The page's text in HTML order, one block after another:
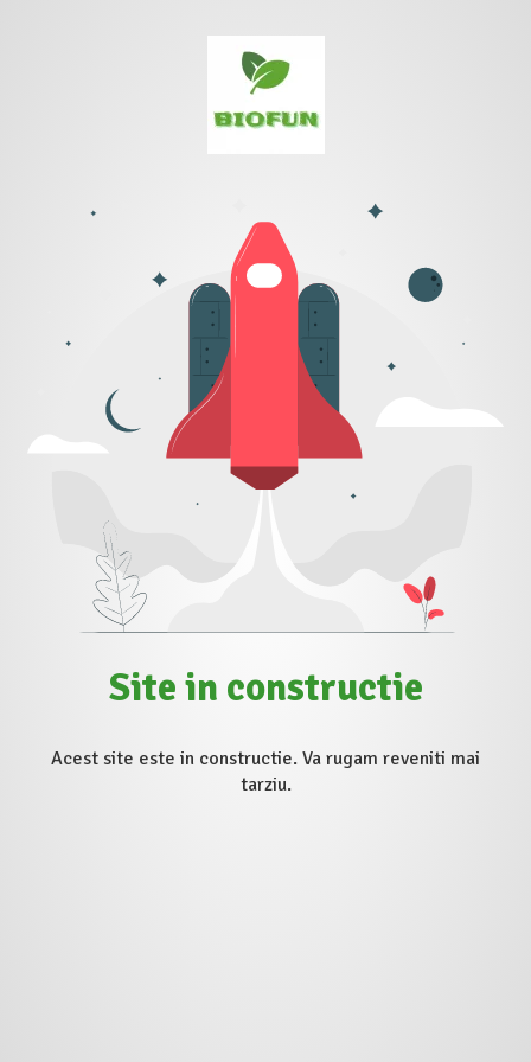
Site in constructie
Acest site este in constructie. Va rugam reveniti mai
tarziu.